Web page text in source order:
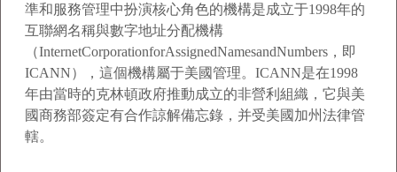
準和服務管理中扮演核心角色的機構是成立于1998年的
互聯網名稱與數字地址分配機構
（InternetCorporationforAssignedNamesandNumbers，即
ICANN），這個機構屬于美國管理。ICANN是在1998
年由當時的克林頓政府推動成立的非營利組織，它與美
國商務部簽定有合作諒解備忘錄，并受美國加州法律管
轄。